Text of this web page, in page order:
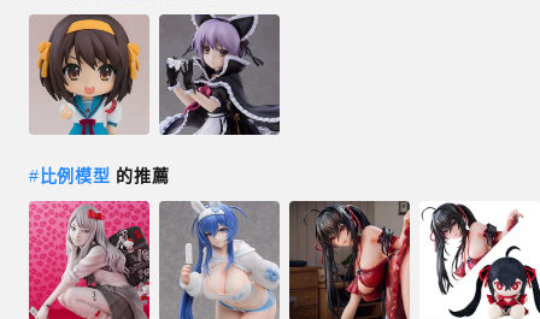
# 比例模型 的推薦